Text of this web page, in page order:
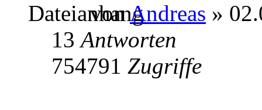
vonAndreas »
13Antworten
754791 Zugriffe